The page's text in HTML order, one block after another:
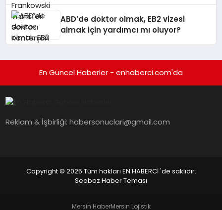
ABD’de doktor olmak, EB2 vizesi
almak için yardımcı mı oluyor?
En Güncel Haberler - enhaberci.com'da
Reklam & İşbirliği:habersonuclari@gmail.com
Copyright © 2025 Tüm hakları EN HABERCİ 'de saklıdır.
Seobaz Haber Teması
Mersin HaberMersin Lojistik